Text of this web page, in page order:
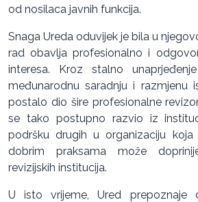
od nosilaca javnih funkcija.
Snaga Ureda oduvijek je bila u
rad obavlja profesionalno i
interesa. Kroz stalno
međunarodnu saradnju i razmjenu
postalo dio šire profesionalne
se tako postupno razvio iz
podršku drugih u organizaciju
dobrim praksama može
revizijskih institucija.
U isto vrijeme, Ured prepoznaje